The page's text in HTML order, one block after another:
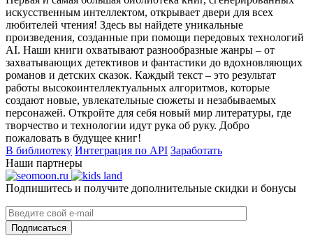
искусственным интеллектом, открывает двери для всех
любителей чтения! Здесь вы найдете уникальные
произведения, созданные при помощи передовых технологий
AI. Наши книги охватывают разнообразные жанры – от
захватывающих детективов и фантастики до вдохновляющих
романов и детских сказок. Каждый текст – это результат
работы высокоинтеллектуальных алгоритмов, которые
создают новые, увлекательные сюжеты и незабываемых
персонажей. Откройте для себя новый мир литературы, где
творчество и технологии идут рука об руку. Добро
пожаловать в будущее книг!
В библиотеку Интеграция по API Заработать
Наши партнеры
Подпишитесь и получите дополнительные скидки и бонусы
Подписаться